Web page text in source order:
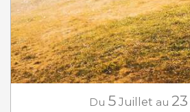
Du 5 Juillet au 23